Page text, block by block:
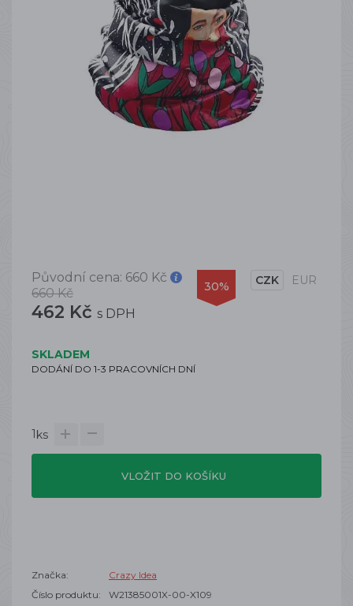
Původní cena: 660 Kč
660 Kč
462 Kč s DPH
30% CZK EUR
SKLADEM
DODÁNÍ DO 1-3 PRACOVNÍCH DNÍ
1ks
VLOŽIT DO KOŠÍKU
Značka:
Crazy Idea
Číslo produktu:
W21385001X-00-X109